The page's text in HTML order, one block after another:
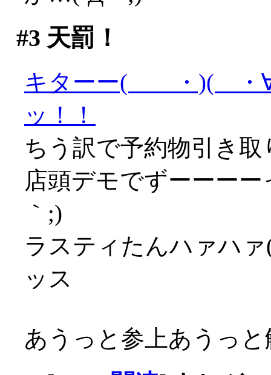
#3 天罰！
キターー( ・)( ・
ッ！！
ちう訳で予約物引き
店頭デモでずーーー
｀;)
ラスティたんハァハ
ッス
あうっと参上あうっ